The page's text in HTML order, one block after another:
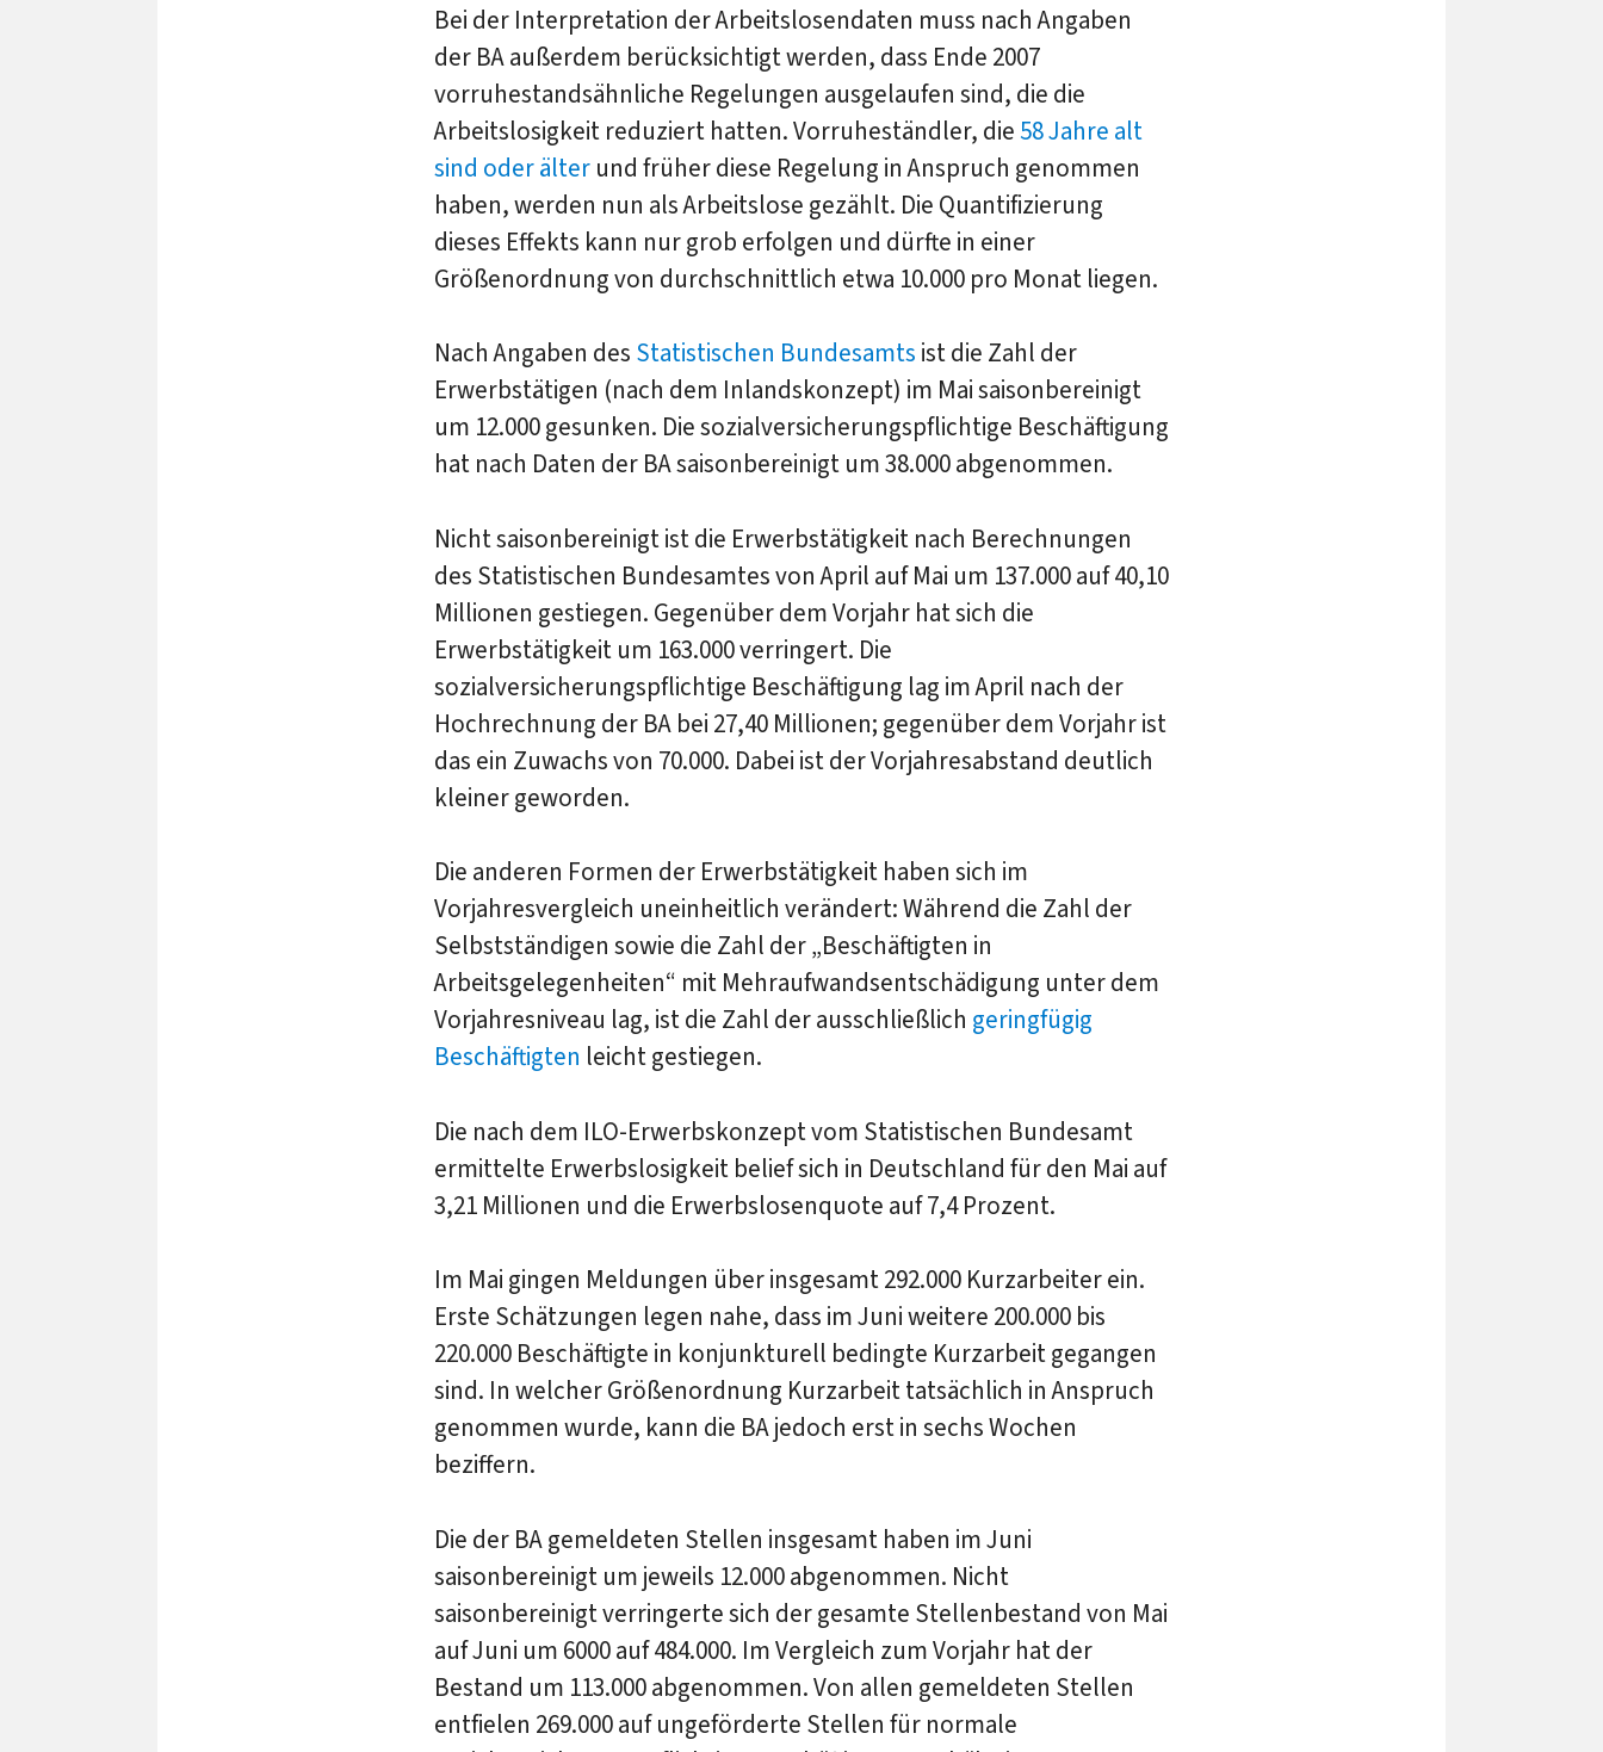
Bei der Interpretation der Arbeitslosendaten muss nach Angaben
der BA außerdem berücksichtigt werden, dass Ende 2007
vorruhestandsähnliche Regelungen ausgelaufen sind, die die
Arbeitslosigkeit reduziert hatten. Vorruheständler, die 58 Jahre alt
sind oder älter und früher diese Regelung in Anspruch genommen
haben, werden nun als Arbeitslose gezählt. Die Quantifizierung
dieses Effekts kann nur grob erfolgen und dürfte in einer
Größenordnung von durchschnittlich etwa 10.000 pro Monat liegen.
Nach Angaben des Statistischen Bundesamts ist die Zahl der
Erwerbstätigen (nach dem Inlandskonzept) im Mai saisonbereinigt
um 12.000 gesunken. Die sozialversicherungspflichtige Beschäftigung
hat nach Daten der BA saisonbereinigt um 38.000 abgenommen.
Nicht saisonbereinigt ist die Erwerbstätigkeit nach Berechnungen
des Statistischen Bundesamtes von April auf Mai um 137.000 auf 40,10
Millionen gestiegen. Gegenüber dem Vorjahr hat sich die
Erwerbstätigkeit um 163.000 verringert. Die
sozialversicherungspflichtige Beschäftigung lag im April nach der
Hochrechnung der BA bei 27,40 Millionen; gegenüber dem Vorjahr ist
das ein Zuwachs von 70.000. Dabei ist der Vorjahresabstand deutlich
kleiner geworden.
Die anderen Formen der Erwerbstätigkeit haben sich im
Vorjahresvergleich uneinheitlich verändert: Während die Zahl der
Selbstständigen sowie die Zahl der „Beschäftigten in
Arbeitsgelegenheiten“ mit Mehraufwandsentschädigung unter dem
Vorjahresniveau lag, ist die Zahl der ausschließlich geringfügig
Beschäftigten leicht gestiegen.
Die nach dem ILO-Erwerbskonzept vom Statistischen Bundesamt
ermittelte Erwerbslosigkeit belief sich in Deutschland für den Mai auf
3,21 Millionen und die Erwerbslosenquote auf 7,4 Prozent.
Im Mai gingen Meldungen über insgesamt 292.000 Kurzarbeiter ein.
Erste Schätzungen legen nahe, dass im Juni weitere 200.000 bis
220.000 Beschäftigte in konjunkturell bedingte Kurzarbeit gegangen
sind. In welcher Größenordnung Kurzarbeit tatsächlich in Anspruch
genommen wurde, kann die BA jedoch erst in sechs Wochen
beziffern.
Die der BA gemeldeten Stellen insgesamt haben im Juni
saisonbereinigt um jeweils 12.000 abgenommen. Nicht
saisonbereinigt verringerte sich der gesamte Stellenbestand von Mai
auf Juni um 6000 auf 484.000. Im Vergleich zum Vorjahr hat der
Bestand um 113.000 abgenommen. Von allen gemeldeten Stellen
entfielen 269.000 auf ungeförderte Stellen für normale